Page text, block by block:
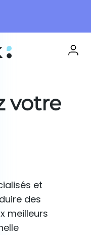
votre
et
des
meilleurs